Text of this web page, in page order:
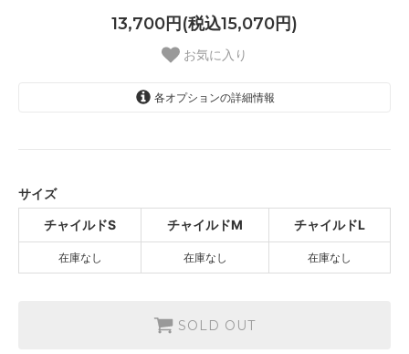
13,700円(税込15,070円)
お気に入り
各オプションの詳細情報
チャイルドL
SOLD OUT
サイズ
チャイルドS
チャイルドM チャイルドL
在庫なし 在庫なし 在庫なし
SOLD OUT